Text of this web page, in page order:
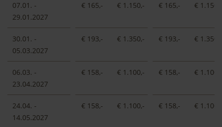
Condizioni di cancellazione:
Da 30 a 14 giorni prima dell’arrivo: addebito del
50% dell’importo
Meno di 14 giorni prima dell’arrivo e in caso di
mancato arrivo (no show): addebito del 90%
dell’importo
Qualora fosse possibile riaffittare l’appartamento,
sarà nostra premura non addebitarvi alcun costo
dovuto alla cancellazione
Ilsaldopotrà essere effettuato in contanti fino a un
07.01. -
29.01.2027
€ 165,- € 1.150,- € 165,- € 1.150,-
30.01. -
05.03.2027
€ 193,- € 1.350,- € 193,- € 1.350,-
06.03. -
23.04.2027
€ 158,- € 1.100,- € 158,- € 1.100,-
24.04. -
14.05.2027
€ 158,- € 1.100,- € 158,- € 1.100,-